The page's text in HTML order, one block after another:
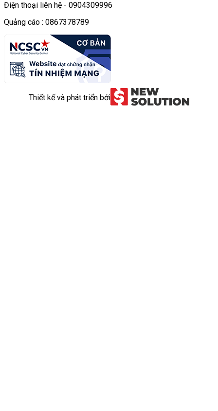
Điện thoại liên hệ - 0904309996
Quảng cáo : 0867378789
Thiết kế và phát triển bởi